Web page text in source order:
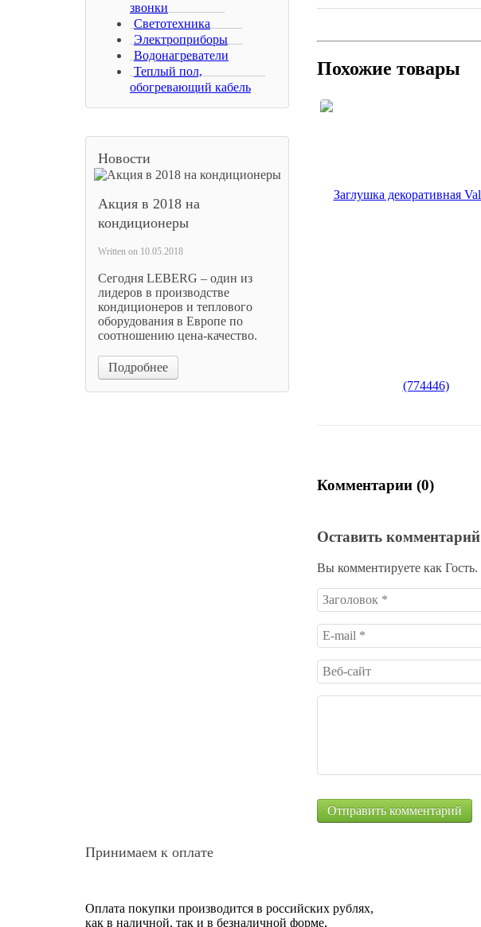
Похожие товары
Цена по карте:353 руб.
Комментарии (0)
Оставить комментарий
Вы комментируете как Гость.
звонки
Светотехника
Электроприборы
Водонагреватели
Теплый пол,
обогревающий кабель
Новости
Акция в 2018 на
кондиционеры
Written on 10.05.2018
Сегодня LEBERG – один из
лидеров в производстве
кондиционеров и теплового
оборудования в Европе по
соотношению цена-качество.
Подробнее
Принимаем к оплате
Оплата покупки производится в российских рублях,
как в наличной, так и в безналичной форме,